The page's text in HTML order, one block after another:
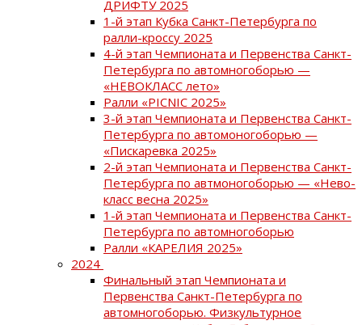
ДРИФТУ 2025
1-й этап Кубка Санкт-Петербурга по
ралли-кроссу 2025
4-й этап Чемпионата и Первенства Санкт-
Петербурга по автомногоборью —
«НЕВОКЛАСС лето»
Ралли «PICNIC 2025»
3-й этап Чемпионата и Первенства Санкт-
Петербурга по автомоногоборью —
«Пискаревка 2025»
2-й этап Чемпионата и Первенства Санкт-
Петербурга по автмоногоборью — «Нево-
класс весна 2025»
1-й этап Чемпионата и Первенства Санкт-
Петербурга по автомногоборью
Ралли «КАРЕЛИЯ 2025»
2024
Финальный этап Чемпионата и
Первенства Санкт-Петербурга по
автомногоборью. Физкультурное